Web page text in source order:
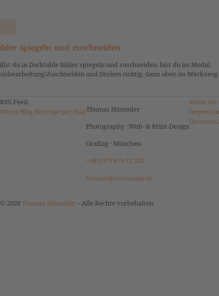
spiegeln und zuschneiden
du in Darktable Bilder spiegeln und zuschneiden, bist du im Modul
Zuschneiden und Drehen richtig. Ganz oben im
RSS-Feed:
Meine Blog-Beiträge per MailThomas Hümmler
Photography · Web- & Print-Design
Grafing · München
+49 (157) 879 72 338
thomas@huemmler.de
about me
© 2026Thomas Hümmler–Alle Rechte vorbehalten